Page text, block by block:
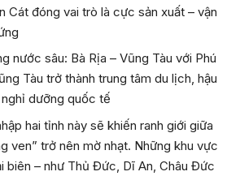
Cát đóng vai trò là cực sản xuất – vận
nước sâu: Bà Rịa – Vũng Tàu với Phú
Tàu trở thành trung tâm du lịch, hậu
dưỡng quốc tế
hai tỉnh này sẽ khiến ranh giới giữa
ven” trở nên mờ nhạt. Những khu vực
biên – như Thủ Đức, Dĩ An, Châu Đức